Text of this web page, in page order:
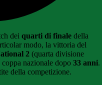
dei quarti di finale della
modo, la vittoria del
2 (quarta divisione
coppa nazionale dopo 33 anni.
della competizione.